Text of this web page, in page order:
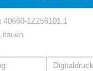
40660-1Z256101.1
Litauen